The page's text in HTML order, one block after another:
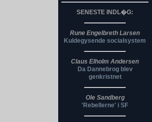
SENESTE INDL�G:
Rune Engelbreth Larsen
Kuldegysende socialsystem
Claus Elholm Andersen
Da Dannebrog blev
genkristnet
Ole Sandberg
'Rebellerne' i SF